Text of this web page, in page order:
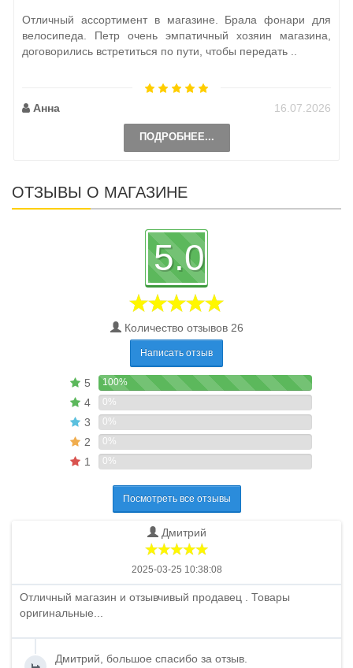
Отличный ассортимент в магазине. Брала фонари для
велосипеда. Петр очень эмпатичный хозяин магазина,
договорились встретиться по пути, чтобы передать ..
Анна 16.07.2026
ПОДРОБНЕЕ...
ОТЗЫВЫ О МАГАЗИНЕ
5.0
Количество отзывов 26
Написать отзыв
5 100%
4 0%
3 0%
2 0%
1 0%
Посмотреть все отзывы
Дмитрий
2025-03-25 10:38:08
Отличный магазин и отзывчивый продавец . Товары
оригинальные...
Дмитрий, большое спасибо за отзыв.